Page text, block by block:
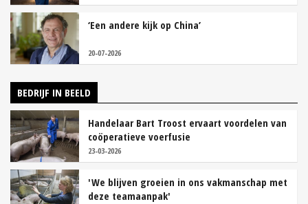
‘Een andere kijk op China’
20-07-2026
BEDRIJF IN BEELD
Handelaar Bart Troost ervaart voordelen van
coöperatieve voerfusie
23-03-2026
'We blijven groeien in ons vakmanschap met
deze teamaanpak'